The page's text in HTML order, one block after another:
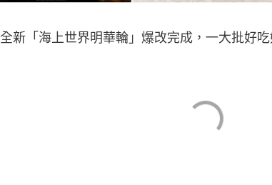
全新「海上世界明華輪」爆改完成，一大批好